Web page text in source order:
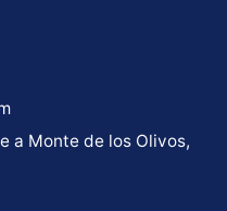
a Monte de los Olivos,